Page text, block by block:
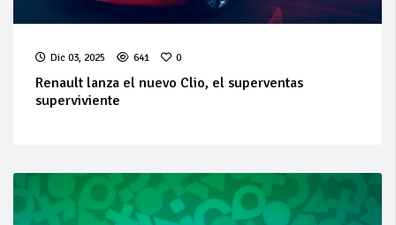
Dic 03, 2025 641 0
Renault lanza el nuevo Clio, el superventas
superviviente